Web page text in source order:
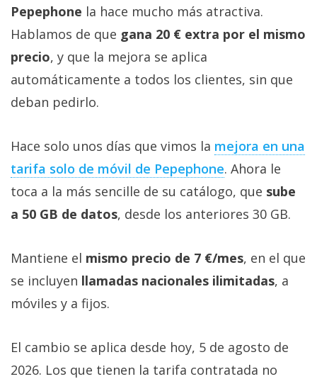
Pepephone la hace mucho más atractiva.
Hablamos de que gana 20 € extra por el mismo
precio, y que la mejora se aplica
automáticamente a todos los clientes, sin que
deban pedirlo.
Hace solo unos días que vimos la mejora en una
tarifa solo de móvil de Pepephone‎. Ahora le
toca a la más sencille de su catálogo, que sube
a 50 GB de datos, desde los anteriores 30 GB.
Mantiene el mismo precio de 7 €/mes, en el que
se incluyen llamadas nacionales ilimitadas, a
móviles y a fijos.
El cambio se aplica desde hoy, 5 de agosto de
2026. Los que tienen la tarifa contratada no